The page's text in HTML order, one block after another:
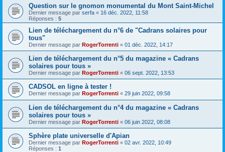
Question sur le gnomon monumental du Mont Saint-Michel
Dernier message par serfa « 16 déc. 2022, 11:58
Réponses : 5
Lien de téléchargement du n°6 de "Cadrans solaires pour
tous"
Dernier message par RogerTorrenti « 01 déc. 2022, 14:17
Lien de téléchargement du n°5 du magazine « Cadrans
solaires pour tous »
Dernier message par RogerTorrenti « 06 sept. 2022, 13:53
CADSOL en ligne à tester !
Dernier message par RogerTorrenti « 29 juin 2022, 09:58
Lien de téléchargement du n°4 du magazine « Cadrans
solaires pour tous »
Dernier message par RogerTorrenti « 06 juin 2022, 08:08
Sphère plate universelle d'Apian
Dernier message par RogerTorrenti « 02 avr. 2022, 10:49
Réponses : 1